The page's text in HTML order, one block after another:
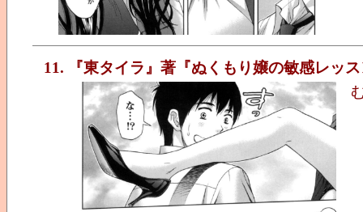
11. 『東タイラ』著『ぬくもり嬢の敏感レッ